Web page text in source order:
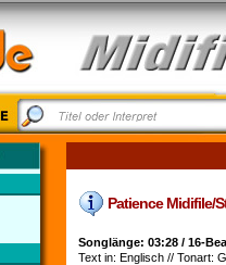
Patience Midifile/
Songlänge: 03:28 / 16-
Text in: Englisch // Tonart: